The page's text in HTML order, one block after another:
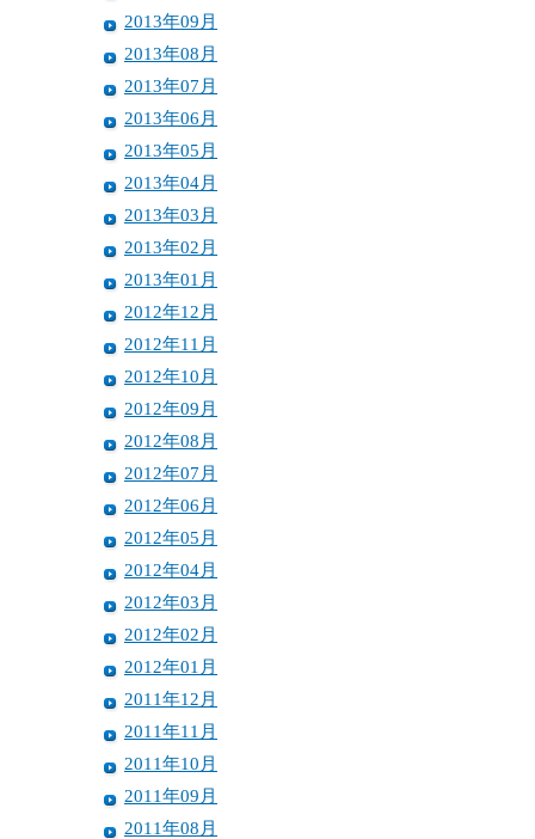
2013年09月
2013年08月
2013年07月
2013年06月
2013年05月
2013年04月
2013年03月
2013年02月
2013年01月
2012年12月
2012年11月
2012年10月
2012年09月
2012年08月
2012年07月
2012年06月
2012年05月
2012年04月
2012年03月
2012年02月
2012年01月
2011年12月
2011年11月
2011年10月
2011年09月
2011年08月